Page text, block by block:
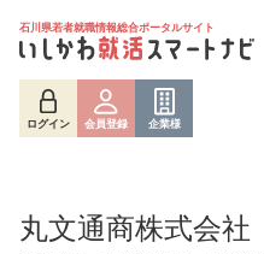
石川県若者就職情報総合ポータルサイト
ログイン 会員登録 企業様
丸文通商株式会社